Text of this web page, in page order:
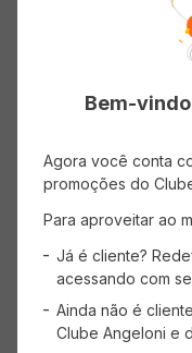
Carregando…
Faça login para
Mais recentes
Carregando
Bem-
Agora você conta
promoções do
Para aproveitar ao
Já é cliente?
acessando com
Ainda não é
Clube Angeloni e